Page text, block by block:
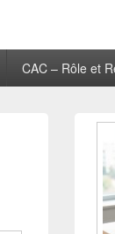
CAC – Rôle et
Zone
widget